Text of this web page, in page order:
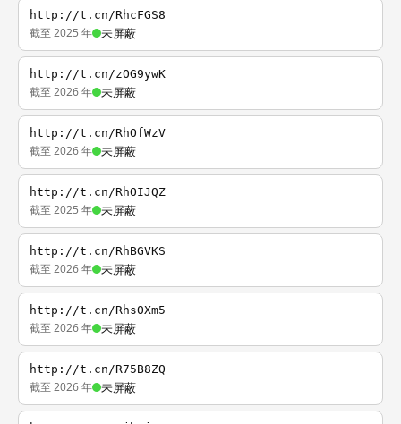
http://t.cn/RhcFGS8
截至 2025 年 未屏蔽
http://t.cn/zOG9ywK
截至 2026 年 未屏蔽
http://t.cn/RhOfWzV
截至 2026 年 未屏蔽
http://t.cn/RhOIJQZ
截至 2025 年 未屏蔽
http://t.cn/RhBGVKS
截至 2026 年 未屏蔽
http://t.cn/RhsOXm5
截至 2026 年 未屏蔽
http://t.cn/R75B8ZQ
截至 2026 年 未屏蔽